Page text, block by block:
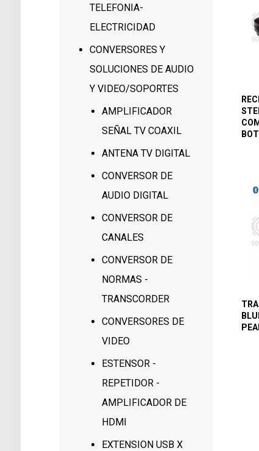
TELEFONIA-
ELECTRICIDAD
CONVERSORES Y
SOLUCIONES DE AUDIO
Y VIDEO/SOPORTES
AMPLIFICADOR
SEÑAL TV COAXIL
ANTENA TV DIGITAL
CONVERSOR DE
AUDIO DIGITAL
CONVERSOR DE
CANALES
CONVERSOR DE
NORMAS -
TRANSCORDER
CONVERSORES DE
VIDEO
ESTENSOR -
REPETIDOR -
AMPLIFICADOR DE
HDMI
EXTENSION USB X